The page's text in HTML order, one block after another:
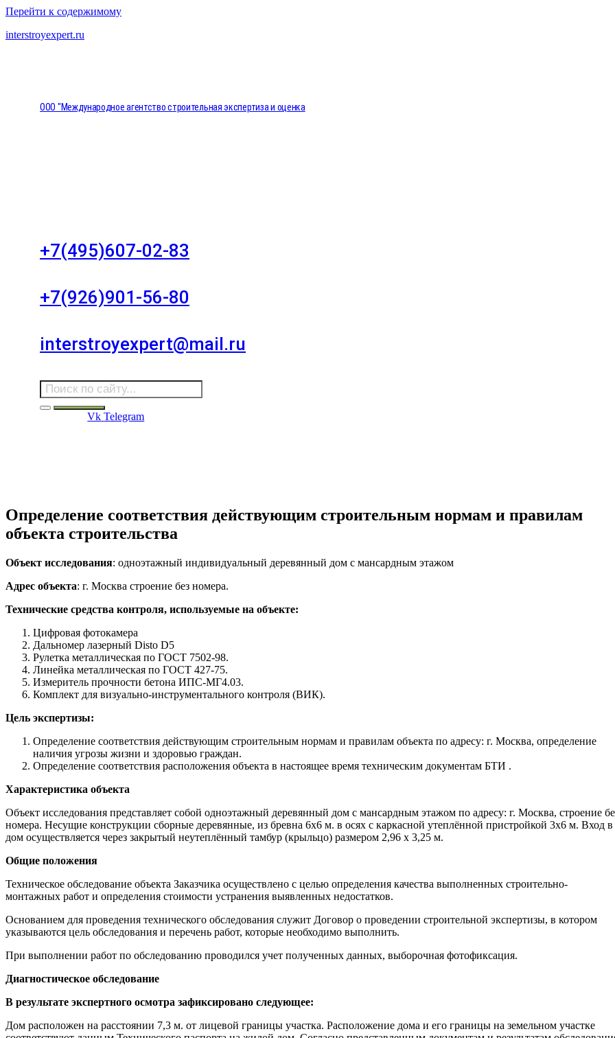
Перейти к содержимому
interstroyexpert.ru
ООО "Международное агентство строительная экспертиза и оценка
+7(495)607-02-83
+7(926)901-56-80
interstroyexpert@mail.ru
Vk Telegram
Определение соответствия действующим строительным нормам и правилам
объекта строительства
Объект исследования: одноэтажный индивидуальный деревянный дом с мансардным этажом
Адрес объекта: г. Москва строение без номера.
Технические средства контроля, используемые на объекте:
Цифровая фотокамера
Дальномер лазерный Disto D5
Рулетка металлическая по ГОСТ 7502-98.
Линейка металлическая по ГОСТ 427-75.
Измеритель прочности бетона ИПС-МГ4.03.
Комплект для визуально-инструментального контроля (ВИК).
Цель экспертизы:
Определение соответствия действующим строительным нормам и правилам объекта по адресу: г. Москва, определение
наличия угрозы жизни и здоровью граждан.
Определение соответствия расположения объекта в настоящее время техническим документам БТИ .
Характеристика объекта
Объект исследования представляет собой одноэтажный деревянный дом с мансардным этажом по адресу: г. Москва, строение
номера. Несущие конструкции сборные деревянные, из бревна 6х6 м. в осях с каркасной утеплённой пристройкой 3х6 м. Вход в
дом осуществляется через закрытый неутеплённый тамбур (крыльцо) размером 2,96 х 3,25 м.
Общие положения
Техническое обследование объекта Заказчика осуществлено с целью определения качества выполненных строительно-
монтажных работ и определения стоимости устранения выявленных недостатков.
Основанием для проведения технического обследования служит Договор о проведении строительной экспертизы, в котором
указываются цель обследования и перечень работ, которые необходимо выполнить.
При выполнении работ по обследованию проводился учет полученных данных, выборочная фотофиксация.
Диагностическое обследование
В результате экспертного осмотра зафиксировано следующее:
Дом расположен на расстоянии 7,3 м. от лицевой границы участка. Расположение дома и его границы на земельном участке